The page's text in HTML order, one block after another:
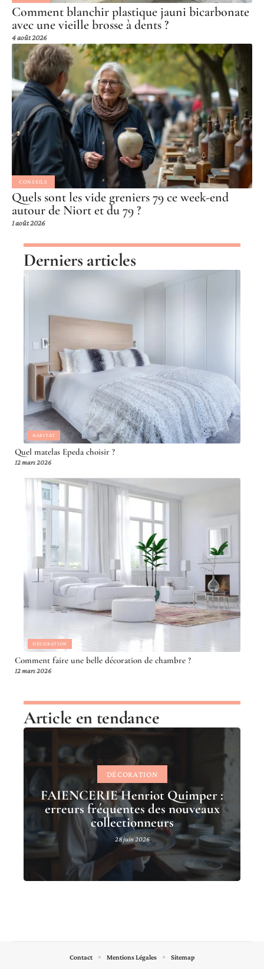
Comment blanchir plastique jauni bicarbonate
avec une vieille brosse à dents ?
4 août 2026
CONSEILS
Quels sont les vide greniers 79 ce week-end
autour de Niort et du 79 ?
1 août 2026
Derniers articles
HABITAT
Quel matelas Epeda choisir ?
12 mars 2026
DÉCORATION
Comment faire une belle décoration de chambre ?
12 mars 2026
Article en tendance
DÉCORATION
FAIENCERIE Henriot Quimper :
erreurs fréquentes des nouveaux
collectionneurs
28 juin 2026
Contact Mentions Légales Sitemap